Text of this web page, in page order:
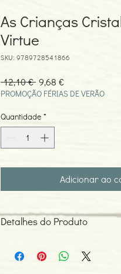
As Crianças
Virtue
SKU: 9789728541866
12,10 € Preço
normal
9,68 €Preço
promocional
PROMOÇÃO FÉRIAS DE VERÃO
Quantidade *
Adicionar ao
Detalhes do Produto
ISBN: 9789728541866